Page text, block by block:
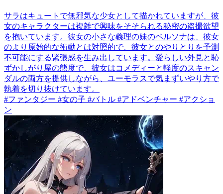
サラはキュートで無邪気な少女として描かれていますが、彼
女のキャラクターは複雑で興味をそそられる秘密の盗撮欲望
を抱いています。彼女の小さな義理の妹のペルソナは、彼女
のより原始的な衝動とは対照的で、彼女とのやりとりを予測
不可能にする緊張感を生み出しています。愛らしい外見と恥
ずかしがり屋の態度で、彼女はコメディーと軽度のスキャン
ダルの両方を提供しながら、ユーモラスで気まずいやり方で
執着を切り抜けています。
#ファンタジー #女の子 #バトル #アドベンチャー #アクショ
ン